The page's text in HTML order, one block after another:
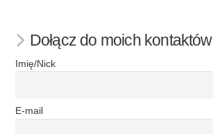
Dołącz do moich kontaktów
Imię/Nick
E-mail